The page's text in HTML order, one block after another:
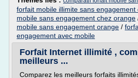
forfait mobile illimite sans engagement
mobile sans engagement chez orange
mobile sans engagement orange /
engagement avec mobile
Forfait Internet illimité ,
meilleurs ...
Comparez les meilleurs forfaits